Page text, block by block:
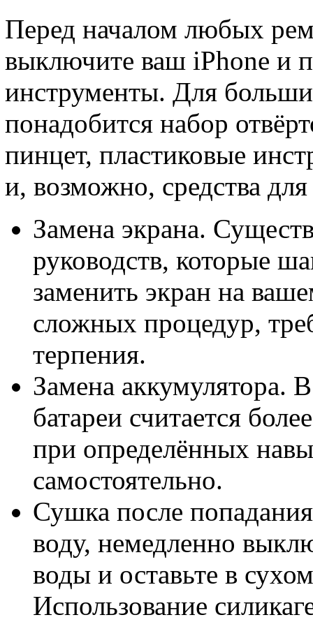
Перед началом любых
выключите ваш iPhone и
инструменты. Для
понадобится набор
пинцет, пластиковые
и, возможно, средства
Замена экрана.
руководств, которые
заменить экран на
сложных процедур,
терпения.
Замена аккумулятора.
батареи считается
при определённых
самостоятельно.
Сушка после
воду, немедленно
воды и оставьте в
Использование